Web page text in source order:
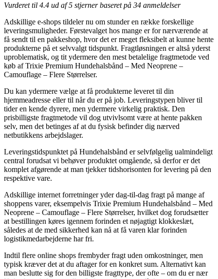
Vurderet til 4.4 ud af 5 stjerner baseret på 34 anmeldelser
Adskillige e-shops tildeler nu om stunder en række forskellige
leveringsmuligheder. Førstevalget hos mange er for nærværende at
få sendt til en pakkeshop, hvor det er meget fleksibelt at kunne hente
produkterne på et selvvalgt tidspunkt. Fragtløsningen er altså yderst
uproblematisk, og tit ydermere den mest betalelige fragtmetode ved
køb af Trixie Premium Hundehalsbånd – Med Neoprene –
Camouflage – Flere Størrelser.
Du kan ydermere vælge at få produkterne leveret til din
hjemmeadresse eller til når du er på job. Leveringstypen bliver til
tider en kende dyrere, men ydermere virkelig praktisk. Den
prisbilligste fragtmetode vil dog utvivlsomt være at hente pakken
selv, men det betinges af at du fysisk befinder dig nærved
netbutikkens arbejdslager.
Leveringstidspunktet på Hundehalsbånd er selvfølgelig ualmindeligt
central forudsat vi behøver produktet omgående, så derfor er det
komplet afgørende at man tjekker tidshorisonten for levering på den
respektive vare.
Adskillige internet forretninger yder dag-til-dag fragt på mange af
shoppens varer, eksempelvis Trixie Premium Hundehalsbånd – Med
Neoprene – Camouflage – Flere Størrelser, hvilket dog forudsætter
at bestillingen køres igennem forinden et nøjagtigt klokkeslæt,
således at de med sikkerhed kan nå at få varen klar forinden
logistikmedarbejderne har fri.
Indtil flere online shops frembyder fragt uden omkostninger, men
typisk kræver det at du aftager for en konkret sum. Alternativt kan
man beslutte sig for den billigste fragttype, der ofte – om du er nær